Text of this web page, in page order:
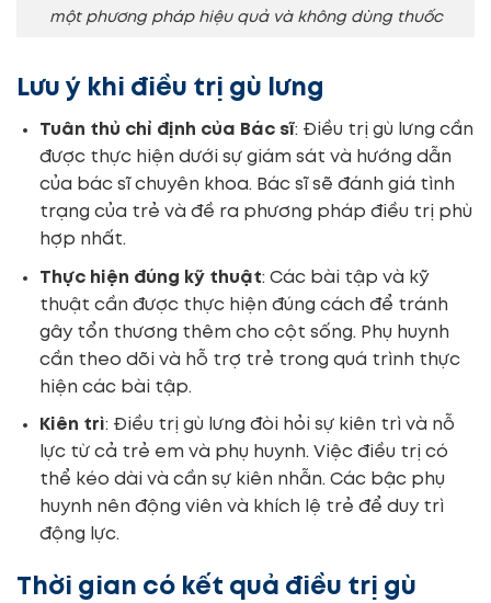
một phương pháp hiệu quả và không dùng thuốc
Lưu ý khi điều trị gù lưng
Tuân thủ chỉ định của Bác sĩ: Điều trị gù lưng cần
được thực hiện dưới sự giám sát và hướng dẫn
của bác sĩ chuyên khoa. Bác sĩ sẽ đánh giá tình
trạng của trẻ và đề ra phương pháp điều trị phù
hợp nhất.
Thực hiện đúng kỹ thuật: Các bài tập và kỹ
thuật cần được thực hiện đúng cách để tránh
gây tổn thương thêm cho cột sống. Phụ huynh
cần theo dõi và hỗ trợ trẻ trong quá trình thực
hiện các bài tập.
Kiên trì: Điều trị gù lưng đòi hỏi sự kiên trì và nỗ
lực từ cả trẻ em và phụ huynh. Việc điều trị có
thể kéo dài và cần sự kiên nhẫn. Các bậc phụ
huynh nên động viên và khích lệ trẻ để duy trì
động lực.
Thời gian có kết quả điều trị gù